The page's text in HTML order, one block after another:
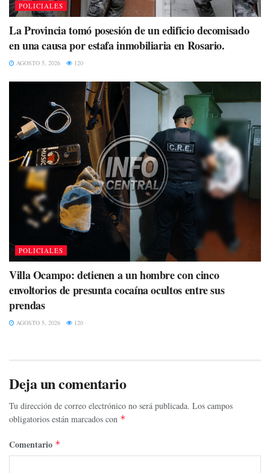
POLICIALES
La Provincia tomó posesión de un edificio decomisado
en una causa por estafa inmobiliaria en Rosario.
AGOSTO 5, 2026 120
POLICIALES
Villa Ocampo: detienen a un hombre con cinco
envoltorios de presunta cocaína ocultos entre sus
prendas
AGOSTO 5, 2026 120
Deja un comentario
Tu dirección de correo electrónico no será publicada. Los campos
obligatorios están marcados con *
Comentario *